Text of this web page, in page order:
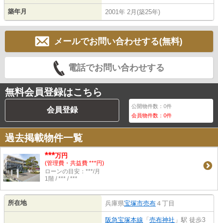
築年月 2001年 2月(築25年)
メールでお問い合わせする(無料)
電話でお問い合わせする
無料会員登録はこちら
会員登録 公開物件数：0件
会員物件数：0件
過去掲載物件一覧
***万円
(管理費・共益費 ***円)
ローンの目安：***/月
1階 / *** / ***
所在地 兵庫県宝塚市売布 ４丁目
阪急宝塚本線 「 売布神社 」駅 徒歩3